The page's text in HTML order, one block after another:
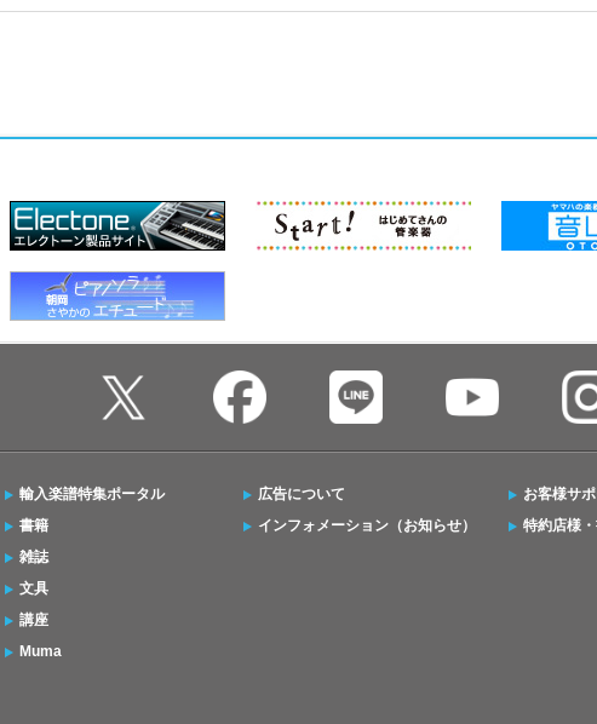
輸入楽譜特集ポータル
書籍
雑誌
文具
講座
Muma
広告について
インフォメーション（お知らせ）
お客様サ
特約店様